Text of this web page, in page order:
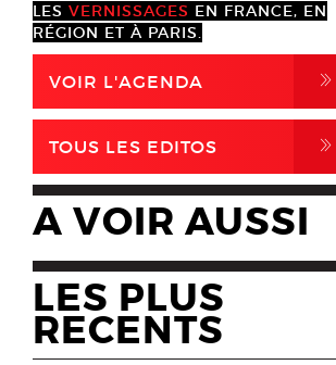
LES VERNISSAGES EN FRANCE, EN
RÉGION ET À PARIS.
VOIR L'AGENDA ,
TOUS LES EDITOS ,
A VOIR AUSSI
LES PLUS
RECENTS